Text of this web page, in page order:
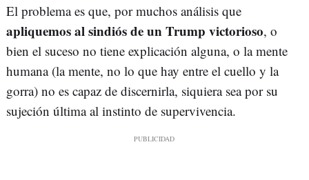
El problema es que, por muchos análisis que
apliquemos al sindiós de un Trump victorioso, o
bien el suceso no tiene explicación alguna, o la mente
humana (la mente, no lo que hay entre el cuello y la
gorra) no es capaz de discernirla, siquiera sea por su
sujeción última al instinto de supervivencia.